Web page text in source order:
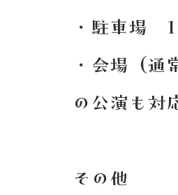
・駐車場 1
・会場（通
の公演も対
その他